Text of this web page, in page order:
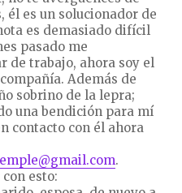
él es un solucionador de
es demasiado difícil
pasado me
de trabajo, ahora soy el
Además de
sobrino de la lepra;
una bendición para mí
contacto con él ahora
.
esto: